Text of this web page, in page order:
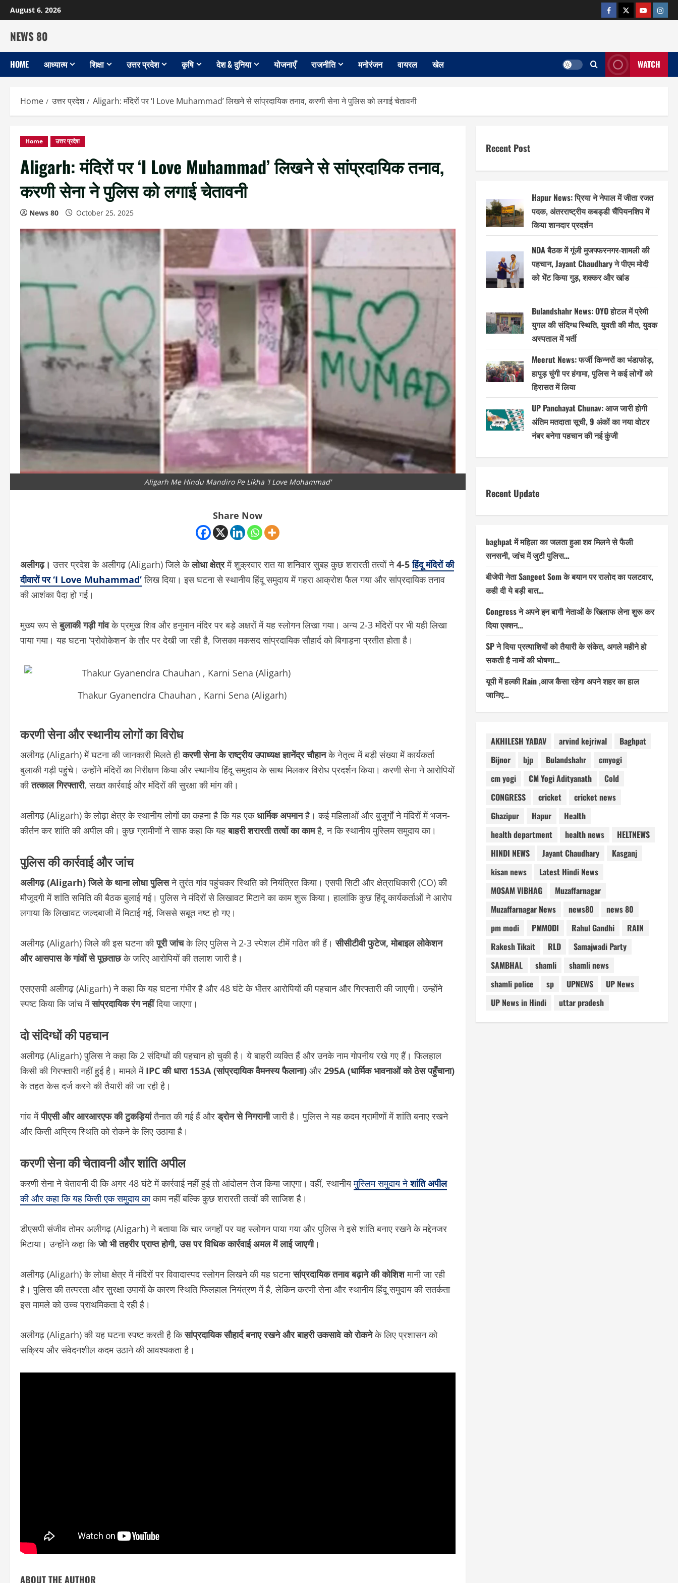
Skip
to
content
August 6, 2026 facebooktwitter
NEWS 80
HOME आध्यात्म शिक्षा उत्तर प्रदेश कृषि देश & दुनिया योजनाएँ राजनीति मनोरंजन वायरल खेल WATCH
Home उत्तर प्रदेश Aligarh: मंदिरों पर ‘I Love Muhammad’ लिखने से सांप्रदायिक तनाव, करणी सेना ने पुलिस को लगाई चेतावनी
Home उत्तर प्रदेश
Aligarh: मंदिरों पर ‘I Love Muhammad’ लिखने से सांप्रदायिक तनाव,
करणी सेना ने पुलिस को लगाई चेतावनी
News 80 October 25, 2025
Aligarh Me Hindu Mandiro Pe Likha 'I Love Mohammad'
Share Now
अलीगढ़। उत्तर प्रदेश के अलीगढ़ (Aligarh) जिले केलोधा क्षेत्रमें शुक्रवार रात या शनिवार सुबह कुछ शरारती तत्वों ने4-5हिंदू मंदिरों की
दीवारों पर ‘I Love Muhammad’लिख दिया। इस घटना से स्थानीय हिंदू समुदाय में गहरा आक्रोश फैल गया और सांप्रदायिक तनाव
की आशंका पैदा हो गई।
मुख्य रूप सेबुलाकी गड़ी गांवके प्रमुख शिव और हनुमान मंदिर पर बड़े अक्षरों में यह स्लोगन लिखा गया। अन्य 2-3 मंदिरों पर भी यही लिखा
पाया गया। यह घटना ‘प्रोवोकेशन’ के तौर पर देखी जा रही है, जिसका मकसद सांप्रदायिक सौहार्द को बिगाड़ना प्रतीत होता है।
Thakur Gyanendra Chauhan , Karni Sena (Aligarh)
करणी सेना और स्थानीय लोगों का विरोध
अलीगढ़ (Aligarh) में घटना की जानकारी मिलते हीकरणी सेना के राष्ट्रीय उपाध्यक्ष ज्ञानेंद्र चौहानके नेतृत्व में बड़ी संख्या में कार्यकर्ता
बुलाकी गड़ी पहुंचे। उन्होंने मंदिरों का निरीक्षण किया और स्थानीय हिंदू समुदाय के साथ मिलकर विरोध प्रदर्शन किया। करणी सेना ने आरोपियों
कीतत्काल गिरफ्तारी, सख्त कार्रवाई और मंदिरों की सुरक्षा की मांग की।
अलीगढ़ (Aligarh) के लोढ़ा क्षेत्र के स्थानीय लोगों का कहना है कि यह एकधार्मिक अपमानहै। कई महिलाओं और बुजुर्गों ने मंदिरों में भजन-
कीर्तन कर शांति की अपील की। कुछ ग्रामीणों ने साफ कहा कि यहबाहरी शरारती तत्वों का कामहै, न कि स्थानीय मुस्लिम समुदाय का।
पुलिस की कार्रवाई और जांच
अलीगढ़ (Aligarh) जिले के थाना लोधा पुलिसने तुरंत गांव पहुंचकर स्थिति को नियंत्रित किया। एसपी सिटी और क्षेत्राधिकारी (CO) की
मौजूदगी में शांति समिति की बैठक बुलाई गई। पुलिस ने मंदिरों से लिखावट मिटाने का काम शुरू किया। हालांकि कुछ हिंदू कार्यकर्ताओं ने आरोप
लगाया कि लिखावट जल्दबाजी में मिटाई गई, जिससे सबूत नष्ट हो गए।
अलीगढ़ (Aligarh) जिले की इस घटना कीपूरी जांचके लिए पुलिस ने 2-3 स्पेशल टीमें गठित की हैं।सीसीटीवी फुटेज, मोबाइल लोकेशन
और आसपास के गांवों से पूछताछके जरिए आरोपियों की तलाश जारी है।
एसएसपी अलीगढ़ (Aligarh) ने कहा कि यह घटना गंभीर है और 48 घंटे के भीतर आरोपियों की पहचान और गिरफ्तारी की जाएगी। उन्होंने
स्पष्ट किया कि जांच मेंसांप्रदायिक रंग नहींदिया जाएगा।
दो संदिग्धों की पहचान
अलीगढ़ (Aligarh) पुलिस ने कहा कि 2 संदिग्धों की पहचान हो चुकी है। ये बाहरी व्यक्ति हैं और उनके नाम गोपनीय रखे गए हैं। फिलहाल
किसी की गिरफ्तारी नहीं हुई है। मामले में IPC की धारा 153A (सांप्रदायिक वैमनस्य फैलाना) और 295A (धार्मिक भावनाओं को ठेस पहुँचाना)
के तहत केस दर्ज करने की तैयारी की जा रही है।
गांव मेंपीएसी और आरआरएफ की टुकड़ियांतैनात की गई हैं औरड्रोन से निगरानीजारी है। पुलिस ने यह कदम ग्रामीणों में शांति बनाए रखने
और किसी अप्रिय स्थिति को रोकने के लिए उठाया है।
करणी सेना की चेतावनी और शांति अपील
करणी सेना ने चेतावनी दी कि अगर 48 घंटे में कार्रवाई नहीं हुई तो आंदोलन तेज किया जाएगा। वहीं, स्थानीयमुस्लिम समुदाय नेशांति अपील
की और कहा कि यह किसी एक समुदाय काकाम नहीं बल्कि कुछ शरारती तत्वों की साजिश है।
डीएसपी संजीव तोमर अलीगढ़ (Aligarh) ने बताया कि चार जगहों पर यह स्लोगन पाया गया और पुलिस ने इसे शांति बनाए रखने के मद्देनजर
मिटाया। उन्होंने कहा किजो भी तहरीर प्राप्त होगी, उस पर विधिक कार्रवाई अमल में लाई जाएगी।
अलीगढ़ (Aligarh) के लोधा क्षेत्र में मंदिरों पर विवादास्पद स्लोगन लिखने की यह घटनासांप्रदायिक तनाव बढ़ाने की कोशिशमानी जा रही
है। पुलिस की तत्परता और सुरक्षा उपायों के कारण स्थिति फिलहाल नियंत्रण में है, लेकिन करणी सेना और स्थानीय हिंदू समुदाय की सतर्कता
इस मामले को उच्च प्राथमिकता दे रही है।
अलीगढ़ (Aligarh) की यह घटना स्पष्ट करती है किसांप्रदायिक सौहार्द बनाए रखने और बाहरी उकसावे को रोकनेके लिए प्रशासन को
सक्रिय और संवेदनशील कदम उठाने की आवश्यकता है।
ABOUT THE AUTHOR
Recent Post
Hapur News: प्रिया ने नेपाल में जीता रजत
पदक, अंतरराष्ट्रीय कबड्डी चैंपियनशिप में
किया शानदार प्रदर्शन
NDA बैठक में गूंजी मुजफ्फरनगर-शामली की
पहचान, Jayant Chaudhary ने पीएम मोदी
को भेंट किया गुड़, शक्कर और खांड
Bulandshahr News: OYO होटल में प्रेमी
युगल की संदिग्ध स्थिति, युवती की मौत, युवक
अस्पताल में भर्ती
Meerut News: फर्जी किन्नरों का भंडाफोड़,
हापुड़ चुंगी पर हंगामा, पुलिस ने कई लोगों को
हिरासत में लिया
UP Panchayat Chunav: आज जारी होगी
अंतिम मतदाता सूची, 9 अंकों का नया वोटर
नंबर बनेगा पहचान की नई कुंजी
Recent Update
baghpat में महिला का जलता हुआ शव मिलने से फैली
सनसनी, जांच में जुटी पुलिस…
बीजेपी नेता Sangeet Som के बयान पर रालोद का पलटवार,
कही दी ये बड़ी बात…
Congress ने अपने इन बागी नेताओं के खिलाफ लेना शुरू कर
दिया एक्शन…
SP ने दिया प्रत्याशियों को तैयारी के संकेत, अगले महीने हो
सकती है नामों की घोषणा…
यूपी में हल्की Rain ,आज कैसा रहेगा अपने शहर का हाल
जानिए…
AKHILESH YADAV arvind kejriwal
Baghpat
Bijnor
bjp Bulandshahr
cmyogi
cm yogi
CM Yogi Adityanath
Cold
CONGRESS
cricket
cricket news
Ghazipur
Hapur
Health
health department
health news
HELTNEWS
HINDI NEWS
Jayant Chaudhary
Kasganj
kisan news
Latest Hindi News
MOSAM VIBHAG
Muzaffarnagar
Muzaffarnagar News
news80
news 80
pm modi
PMMODI Rahul Gandhi
RAIN
Rakesh Tikait
RLD
Samajwadi Party
SAMBHAL
shamli
shamli news
shamli police
sp UPNEWS
UP News
UP News in Hindi
uttar pradesh